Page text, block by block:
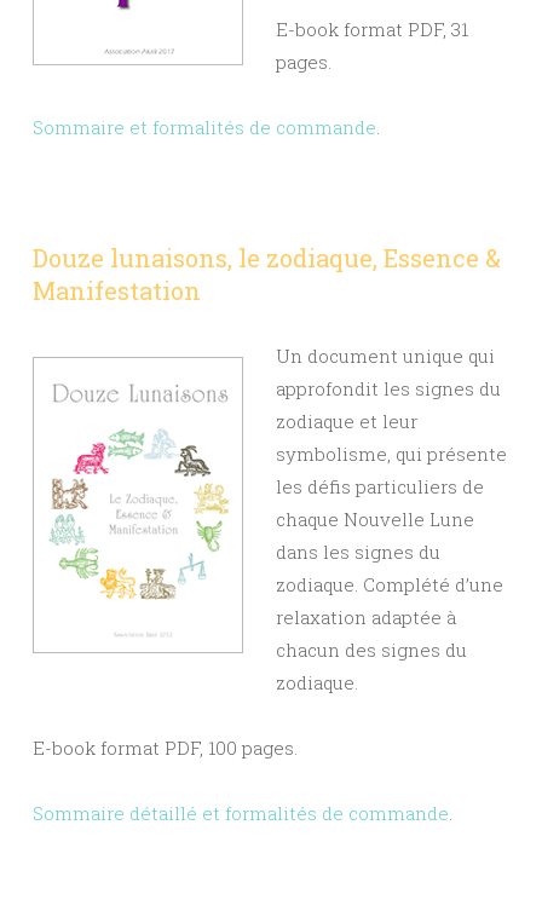
E-book format PDF, 31
pages.
Sommaire et formalités de commande.
Douze lunaisons, le zodiaque, Essence &
Manifestation
Un document unique qui
approfondit les signes du
zodiaque et leur
symbolisme, qui présente
les défis particuliers de
chaque Nouvelle Lune
dans les signes du
zodiaque. Complété d’une
relaxation adaptée à
chacun des signes du
zodiaque.
E-book format PDF, 100 pages.
Sommaire détaillé et formalités de commande.